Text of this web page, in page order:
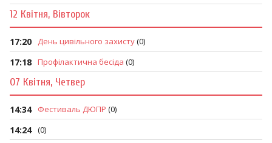
12 Квітня, Вівторок
17:20 День цивільного захисту(0)
17:18 Профілактична бесіда (0)
07 Квітня, Четвер
14:34 Фестиваль ДЮПР (0)
14:24 (0)